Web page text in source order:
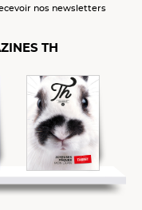
nos newsletters
TH